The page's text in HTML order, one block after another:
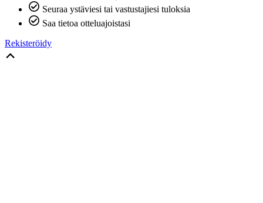
Seuraa ystäviesi tai vastustajiesi tuloksia
Saa tietoa otteluajoistasi
Rekisteröidy